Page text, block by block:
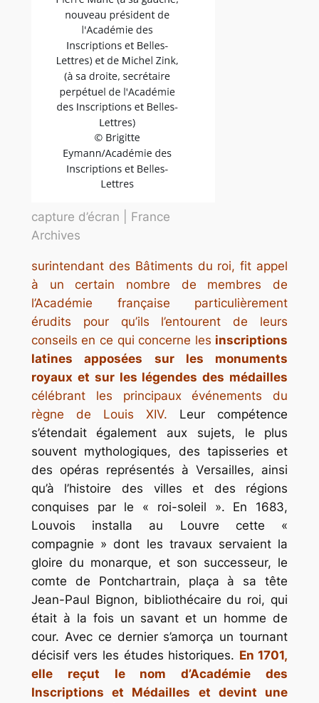
capture d’écran | France
Archives
surintendant des Bâtiments du roi, fit appel
à un certain nombre de membres de
l’Académie française particulièrement
érudits pour qu’ils l’entourent de leurs
conseils en ce qui concerne les inscriptions
latines apposées sur les monuments
royaux et sur les légendes des médailles
célébrant les principaux événements du
règne de Louis XIV. Leur compétence
s’étendait également aux sujets, le plus
souvent mythologiques, des tapisseries et
des opéras représentés à Versailles, ainsi
qu’à l’histoire des villes et des régions
conquises par le « roi-soleil ». En 1683,
Louvois installa au Louvre cette «
compagnie » dont les travaux servaient la
gloire du monarque, et son successeur, le
comte de Pontchartrain, plaça à sa tête
Jean-Paul Bignon, bibliothécaire du roi, qui
était à la fois un savant et un homme de
cour. Avec ce dernier s’amorça un tournant
décisif vers les études historiques. En 1701,
elle reçut le nom d’Académie des
Inscriptions et Médailles et devint une